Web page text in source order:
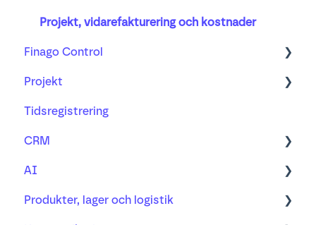
Projekt, vidarefakturering och kostnader
Finago Control
Lär dig mer om
Vanliga frågor
Redovisningsbyrå och redovisningsekonom
Samarbete med kund
Projekt
Projekt
Vidarefakturering
Tidsregistrering
CRM
Kontakter
AI
Vanliga frågor
Produkter, lager och logistik